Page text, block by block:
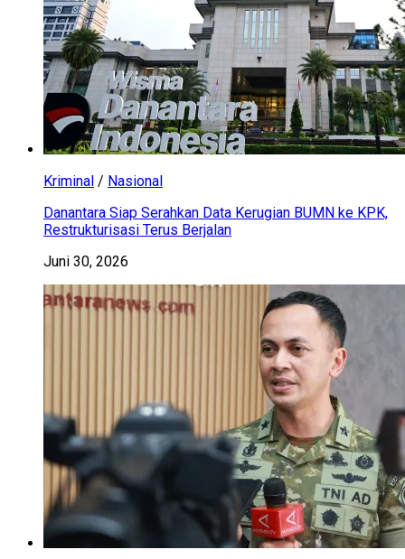
Kriminal / Nasional
Danantara Siap Serahkan Data Kerugian BUMN ke KPK,
Restrukturisasi Terus Berjalan
Juni 30, 2026